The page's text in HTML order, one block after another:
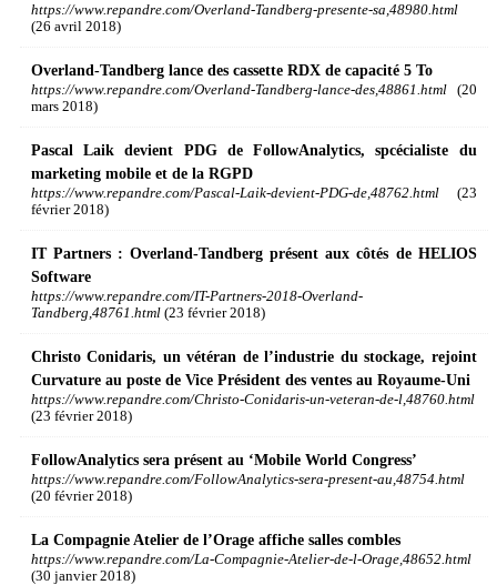
https://www.repandre.com/Overland-Tandberg-presente-sa,48980.html
(26 avril 2018)
Overland-Tandberg lance des cassette RDX de capacité 5 To
https://www.repandre.com/Overland-Tandberg-lance-des,48861.html (20
mars 2018)
Pascal Laik devient PDG de FollowAnalytics, spcécialiste du
marketing mobile et de la RGPD
https://www.repandre.com/Pascal-Laik-devient-PDG-de,48762.html (23
février 2018)
IT Partners : Overland-Tandberg présent aux côtés de HELIOS
Software
https://www.repandre.com/IT-Partners-2018-Overland-
Tandberg,48761.html (23 février 2018)
Christo Conidaris, un vétéran de l’industrie du stockage, rejoint
Curvature au poste de Vice Président des ventes au Royaume-Uni
https://www.repandre.com/Christo-Conidaris-un-veteran-de-l,48760.html
(23 février 2018)
FollowAnalytics sera présent au ‘Mobile World Congress’
https://www.repandre.com/FollowAnalytics-sera-present-au,48754.html
(20 février 2018)
La Compagnie Atelier de l’Orage affiche salles combles
https://www.repandre.com/La-Compagnie-Atelier-de-l-Orage,48652.html
(30 janvier 2018)